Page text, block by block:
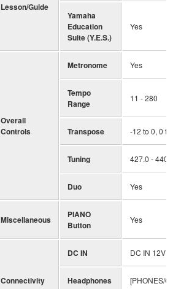
Lesson/Guide
Yamaha
Education
Suite (Y.E.S.)
Yes
Overall
Controls
Metronome Yes
Tempo
Range
11 - 280
Transpose -12 to 0, 0 to
Tuning 427.0 - 440.0
Duo Yes
Miscellaneous
PIANO
Button
Yes
Connectivity
DC IN DC IN 12V
Headphones [PHONES/